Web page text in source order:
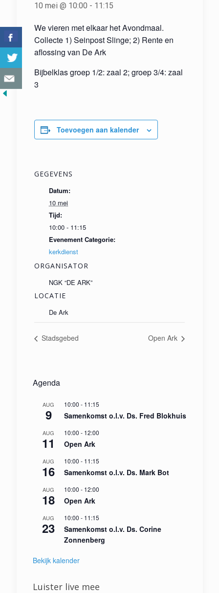
10 mei @ 10:00 - 11:15
We vieren met elkaar het Avondmaal.
Collecte 1) Seinpost Slinge; 2) Rente en
aflossing van De Ark
Bijbelklas groep 1/2: zaal 2; groep 3/4: zaal
3
Toevoegen aan kalender
GEGEVENS
Datum:
10 mei
Tijd:
10:00 - 11:15
Evenement Categorie:
kerkdienst
LOCATIE
De Ark
ORGANISATOR
NGK “DE ARK”
Stadsgebed Open Ark
Agenda
AUG
9
10:00 - 11:15
Samenkomst o.l.v. Ds. Fred Blokhuis
AUG
11
10:00 - 12:00
Open Ark
AUG
16
10:00 - 11:15
Samenkomst o.l.v. Ds. Mark Bot
AUG
18
10:00 - 12:00
Open Ark
AUG
23
10:00 - 11:15
Samenkomst o.l.v. Ds. Corine
Zonnenberg
Bekijk kalender
Luister live mee